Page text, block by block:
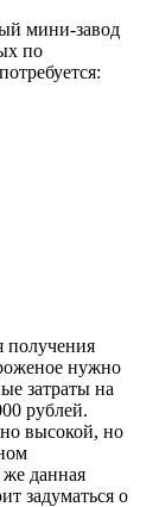
мини-завод
по
получения
нужно
затраты на
рублей.
высокой, но
данная
задуматься о